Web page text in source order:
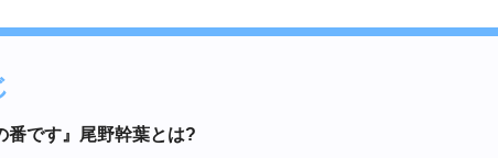
番です』尾野幹葉とは?